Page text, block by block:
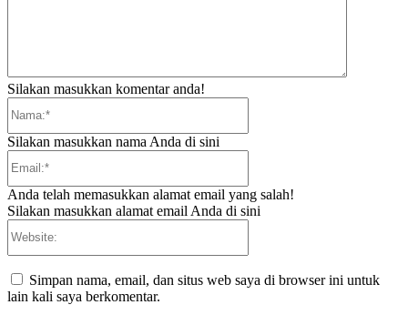
Silakan masukkan komentar anda!
Silakan masukkan nama Anda di sini
Anda telah memasukkan alamat email yang salah!
Silakan masukkan alamat email Anda di sini
Simpan nama, email, dan situs web saya di browser ini untuk
lain kali saya berkomentar.